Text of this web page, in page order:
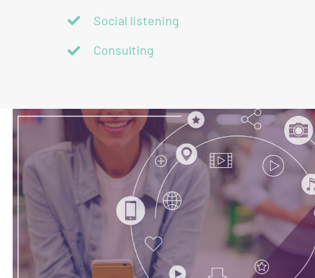
Social listening
Consulting